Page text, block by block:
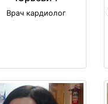
Врач кардиолог